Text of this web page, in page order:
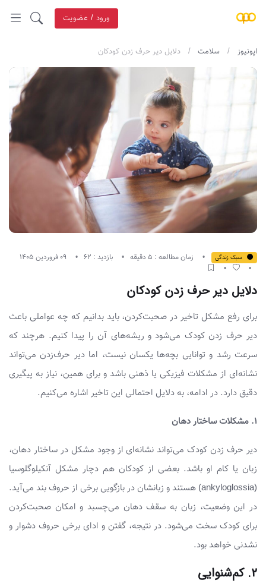
ورود / عضویت
اپونیوز سلامت دلایل دیر حرف زدن کودکان
سبک زندگی زمان مطالعه : 5 دقیقه بازدید : 62
دلایل دیر حرف زدن کودکان
برای رفع مشکل تاخیر در صحبت‌کردن، باید بدانیم که چه عواملی باعث
دیر حرف زدن کودک می‌شود و ریشه‌های آن را پیدا کنیم. هرچند که
سرعت رشد و توانایی بچه‌ها یکسان نیست، اما دیر حرف‌زدن می‌تواند
نشانه‌ای از مشکلات فیزیکی یا ذهنی باشد و برای همین، نیاز به پیگیری
دقیق دارد. در ادامه، به دلایل احتمالی این تاخیر اشاره می‌کنیم.
۱. مشکلات ساختار دهان
دیر حرف زدن کودک می‌تواند نشانه‌ای از وجود مشکل در ساختار دهان،
زبان یا کام او باشد. بعضی از کودکان هم دچار مشکل آنکیلوگلوسیا
(ankyloglossia) هستند و زبانشان در بازگویی برخی از حروف بند می‌آید.
در این وضعیت، زبان به سقف دهان می‌چسبد و امکان صحبت‌کردن
برای کودک سخت می‌شود. در نتیجه، گفتن و ادای برخی حروف دشوار و
نشدنی خواهد بود.
۲. کم‌شنوایی